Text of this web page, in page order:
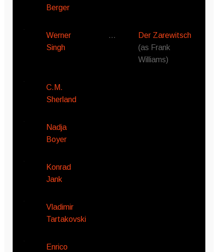
Berger
Werner
Singh
…
Der Zarewitsch
(as Frank
Williams)
C.M.
Sherland
Nadja
Boyer
Konrad
Jank
Vladimir
Tartakovski
Enrico